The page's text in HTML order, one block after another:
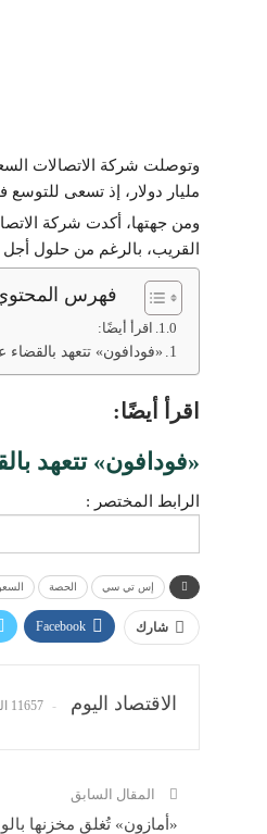
مليار دولار، إذ تسعى للتوسع
ومن جهتها، أكدت شركة
القريب، بالرغم من حلول أجل
فهرس
اقرأ أيضًا:
«فودافون» تتعهد بالقضاء على
اقرأ أيضًا:
«فودافون» تتعهد
الرابط المختصر :
إس تي سي الحصة
شارك Facebook
الاقتصاد اليوم 11657 المشاركات
المقال السابق
«أمازون» تُغلق مخزنها